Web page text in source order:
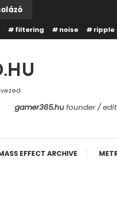
filtering noise ripple
gamer365.hufounder /
EFFECT ARCHIVE